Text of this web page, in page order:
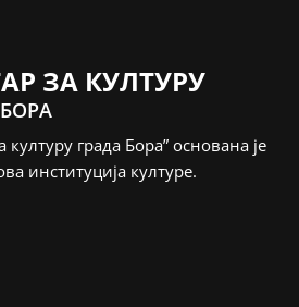
ЗА КУЛТУРУ
културу града Бора” основана је
институција културе.